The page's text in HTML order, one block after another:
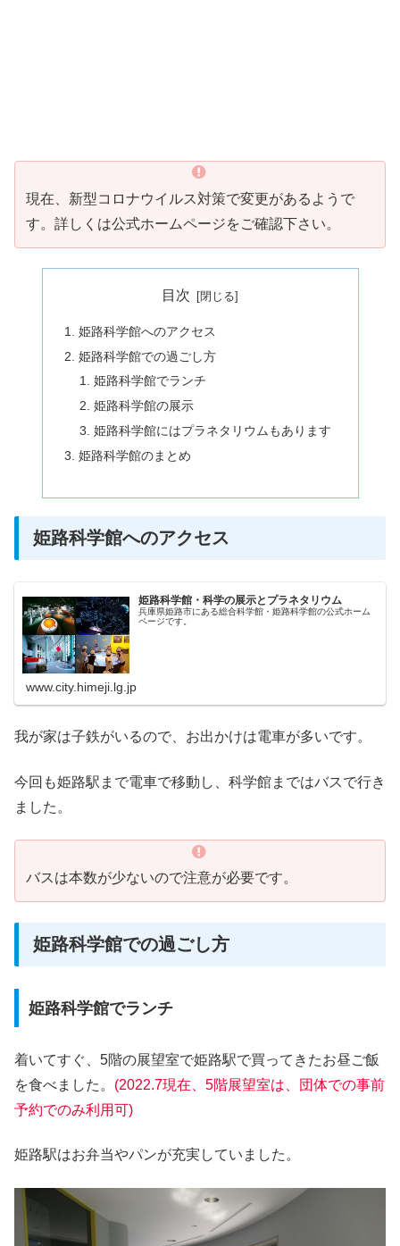
現在、新型コロナウイルス対策で変更があるようで
す。詳しくは公式ホームページをご確認下さい。
目次
姫路科学館へのアクセス
姫路科学館での過ごし方
姫路科学館でランチ
姫路科学館の展示
姫路科学館にはプラネタリウムもあります
姫路科学館のまとめ
姫路科学館へのアクセス
姫路科学館・科学の展示とプラネタリウム
兵庫県姫路市にある総合科学館・姫路科学館の公式ホーム
ページです。
www.city.himeji.lg.jp
我が家は子鉄がいるので、お出かけは電車が多いです。
今回も姫路駅まで電車で移動し、科学館まではバスで行き
ました。
バスは本数が少ないので注意が必要です。
姫路科学館での過ごし方
姫路科学館でランチ
着いてすぐ、5階の展望室で姫路駅で買ってきたお昼ご飯
を食べました。 (2022.7現在、5階展望室は、団体での事前
予約でのみ利用可)
姫路駅はお弁当やパンが充実していました。